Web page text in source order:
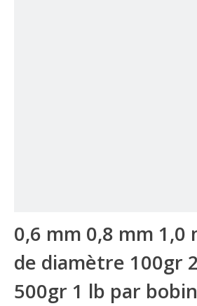
0,6 mm 0,8 mm 1,0
de diamètre 100gr
500gr 1 lb par